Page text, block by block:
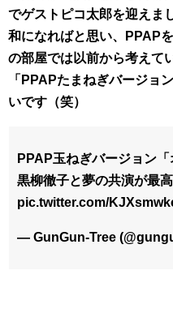
でゲストピコ太郎を迎えま
和になればと思い、PPAP
の部屋では以前から考えて
「PPAPたまねぎバージョ
いです（笑）
PPAP玉ねぎバージョン「
黒柳徹子と夢の共演が最
pic.twitter.com/
— GunGun-Tree